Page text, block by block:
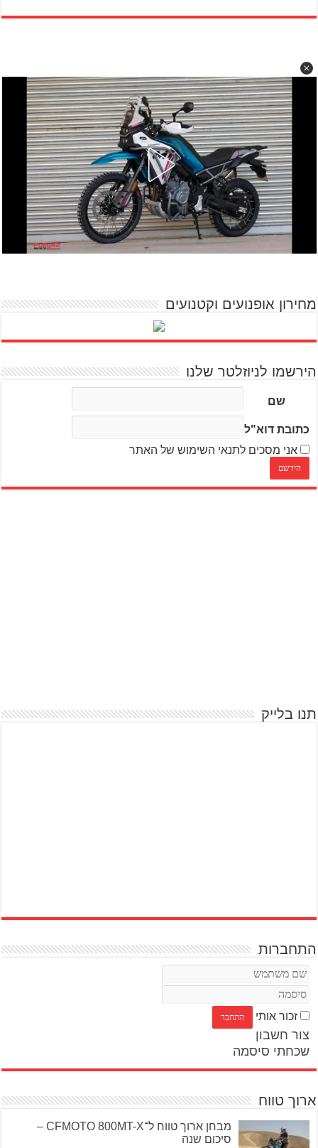
מחירון אופנועים וקטנועים
הירשמו לניוזלטר שלנו
שם
כתובת דוא"ל
אני מסכים לתנאי השימוש של האתר
תנו בלייק
התחברות
זכור אותי
צור חשבון
שכחתי סיסמה
ארוך טווח
מבחן ארוך טווח ל־CFMOTO 800MT-X –
סיכום שנה